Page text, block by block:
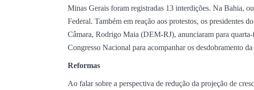
Minas Gerais foram registradas 13 interdições. Na Bahia,
Federal. Também em reação aos protestos, os presidentes
Câmara, Rodrigo Maia (DEM-RJ), anunciaram para
Congresso Nacional para acompanhar os desdobramento
Reformas
Ao falar sobre a perspectiva de redução da projeção de